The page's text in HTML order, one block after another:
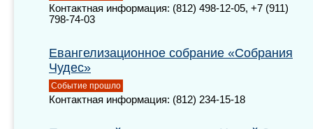
Контактная информация: (812) 498-12-05, +7 (911)
798-74-03
Евангелизационное собрание «Собрания
Чудес»
Событие прошло
Контактная информация: (812) 234-15-18